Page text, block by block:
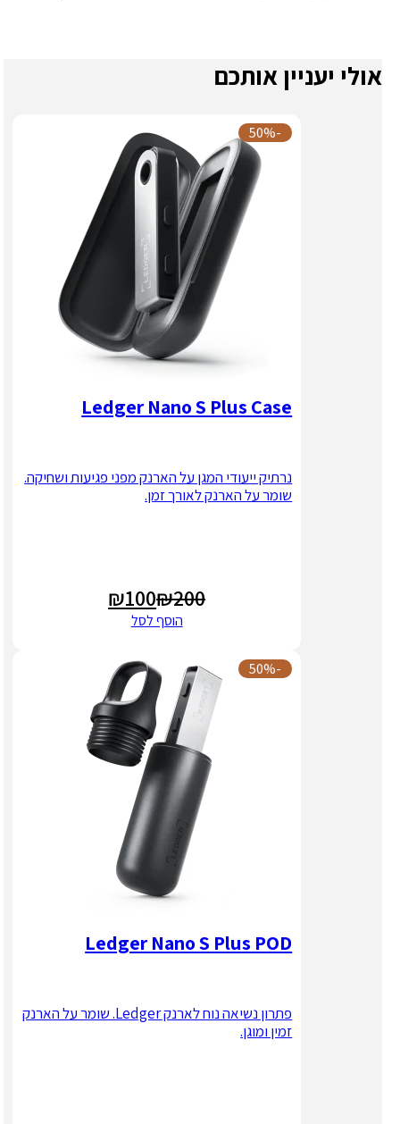
אולי יעניין אותכם
-50%
Ledger Nano S Plus Case
נרתיק ייעודי המגן על הארנק מפני פגיעות ושחיקה.
שומר על הארנק לאורך זמן.
₪200 המחיר
המקורי
היה:
₪200.
₪100
המחיר
הנוכחי
הוא:
₪100.
הוסף לסל
-50%
Ledger Nano S Plus POD
פתרון נשיאה נוח לארנק Ledger. שומר על הארנק
זמין ומוגן.